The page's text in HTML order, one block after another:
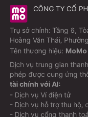
CÔNG TY CỔ
Trụ sở chính: Tầng 6,
Hoàng Văn Thái,
Tên thương hiệu: MoMo
Dịch vụ trung gian
phép được cung ứng
tài chính với AI:
- Dịch vụ Ví điện tử
- Dịch vụ hỗ trợ thu hộ,
- Dịch vụ cổng thanh